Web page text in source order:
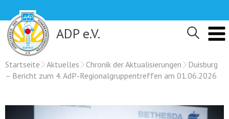
content
ADP e.V.
Startseite Aktuelles Chronik der Aktualisierungen
Duisburg
– Bericht zum 4. AdP-Regionalgruppentreffen am 01.06.2026